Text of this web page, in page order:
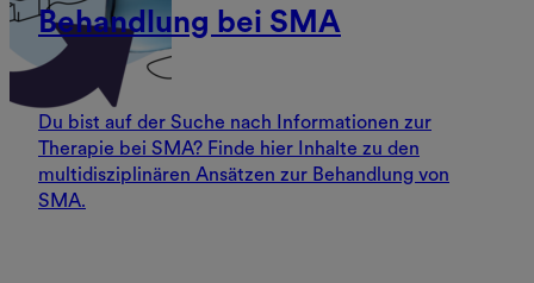
Behandlung bei SMA
Du bist auf der Suche nach Informationen zur
Therapie bei SMA? Finde hier Inhalte zu den
multidisziplinären Ansätzen zur Behandlung von
SMA.